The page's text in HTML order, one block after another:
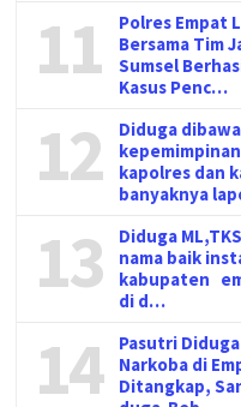
11
Polres Empat
Bersama Tim
Sumsel
Kasus Penc…
12
Diduga
kapolres dan
banyaknya
13
Diduga
nama baik
kabupaten
di d…
14
Pasutri
Narkoba di
Ditangkap,